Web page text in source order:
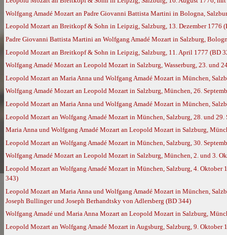
Wolfgang Amadé Mozart an Padre Giovanni Battista Martini in Bologna,
Leopold Mozart an Breitkopf & Sohn in Leipzig, Salzburg, 13. Dezember 1776
Padre Giovanni Battista Martini an Wolfgang Amadé Mozart in Salzburg,
Leopold Mozart an Breitkopf & Sohn in Leipzig, Salzburg, 11. April 1777 (BD
Wolfgang Amadé Mozart an Leopold Mozart in Salzburg, Wasserburg, 23. und
Leopold Mozart an Maria Anna und Wolfgang Amadé Mozart in München,
Wolfgang Amadé Mozart an Leopold Mozart in Salzburg, München, 26.
Leopold Mozart an Maria Anna und Wolfgang Amadé Mozart in München,
Leopold Mozart an Wolfgang Amadé Mozart in München, Salzburg, 28. und
Maria Anna und Wolfgang Amadé Mozart an Leopold Mozart in Salzburg,
Leopold Mozart an Wolfgang Amadé Mozart in München, Salzburg, 30.
Wolfgang Amadé Mozart an Leopold Mozart in Salzburg, München, 2. und 3.
Leopold Mozart an Wolfgang Amadé Mozart in München, Salzburg, 4.
343)
Leopold Mozart an Maria Anna und Wolfgang Amadé Mozart in München,
Joseph Bullinger und Joseph Berhandtsky von Adlersberg (BD 344)
Wolfgang Amadé und Maria Anna Mozart an Leopold Mozart in Salzburg,
Leopold Mozart an Wolfgang Amadé Mozart in Augsburg, Salzburg, 9. Oktober